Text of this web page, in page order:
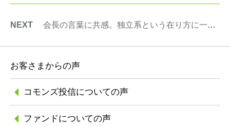
NEXT 会長の言葉に共感。独立系という在り方に一票を投じたい
お客さまからの声
コモンズ投信についての声
ファンドについての声